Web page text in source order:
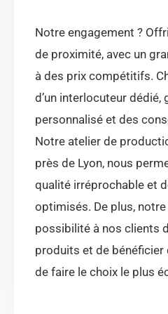
Notre engagement ?
de proximité, avec un
à des prix compétitifs.
d’un interlocuteur dédié,
personnalisé et des
Notre atelier de
près de Lyon, nous
qualité irréprochable et
optimisés. De plus,
possibilité à nos clients
produits et de bénéficier
de faire le choix le plus